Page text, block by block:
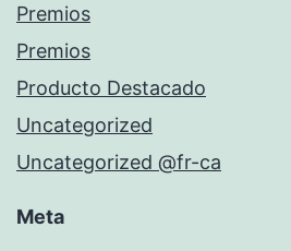
Premios
Premios
Producto Destacado
Uncategorized
Uncategorized @fr-ca
Meta